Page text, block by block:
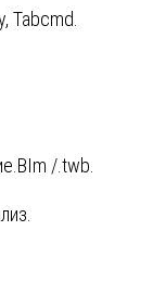
Tabcmd.
/.twb.